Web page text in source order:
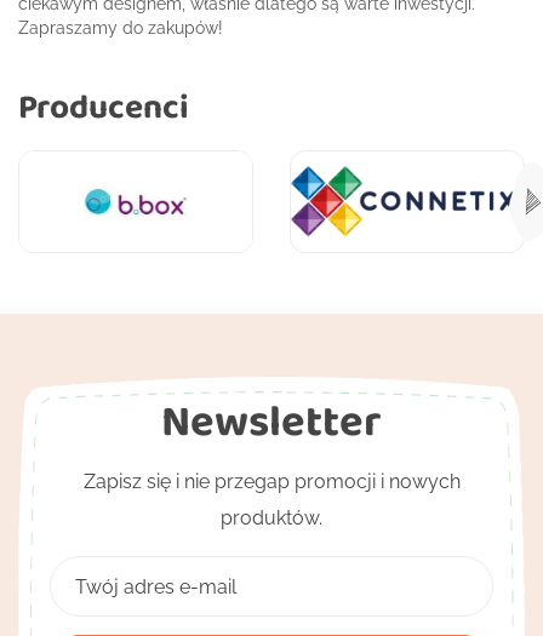
Zapraszamy do zakupów!
Producenci
Newsletter
Zapisz się i nie przegap promocji i nowych
produktów.